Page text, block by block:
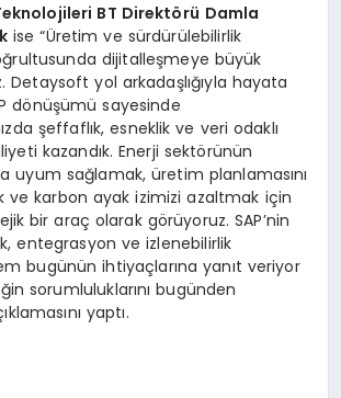
BT Direktörü Damla
ise “Üretim ve sürdürülebilirlik
dijitalleşmeye büyük
Detaysoft yol arkadaşlığıyla hayata
dönüşümü sayesinde
şeffaflık, esneklik ve veri odaklı
kazandık. Enerji sektörünün
uyum sağlamak, üretim planlamasını
karbon ayak izimizi azaltmak için
bir araç olarak görüyoruz. SAP’nin
entegrasyon ve izlenebilirlik
bugünün ihtiyaçlarına yanıt veriyor
sorumluluklarını bugünden
yaptı.